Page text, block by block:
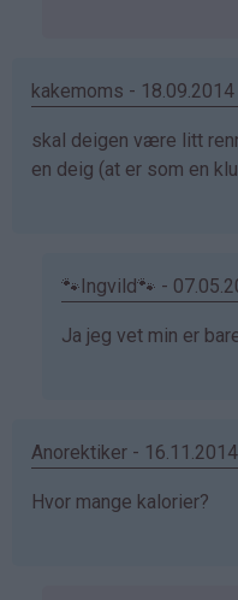
KakeElskeren
bekreftet)
kakemoms - 18.09.2014
skal deigen være litt
en deig (at er som en
🐾Ingvild🐾 -
Som
kakemoms
bekreftet)
Ja jeg vet min er
Anorektiker -
Hvor mange kalorier?